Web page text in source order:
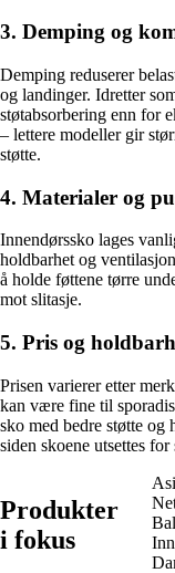
3. Demping og
Demping reduserer
og landinger. Idretter
støtabsorbering enn for
– lettere modeller gir
støtte.
4. Materialer og
Innendørssko lages
holdbarhet og
å holde føttene tørre
mot slitasje.
5. Pris og
Prisen varierer etter
kan være fine til
sko med bedre støtte og
siden skoene utsettes
Produkter
i fokus